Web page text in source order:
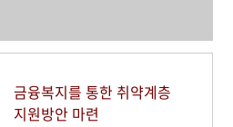
금융복지를 통한 취약계층
지원방안 마련